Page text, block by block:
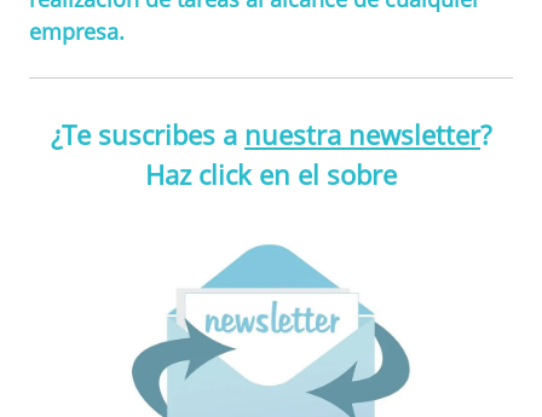
empresa.
¿Te suscribes a nuestra newsletter?
Haz click en el sobre